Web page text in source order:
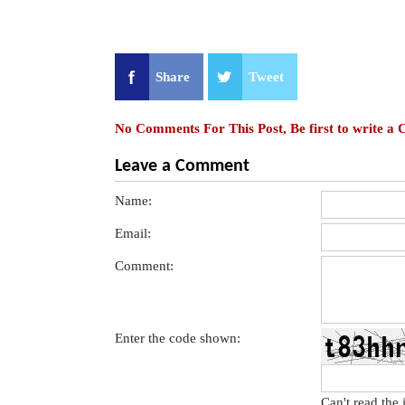
Share Tweet
No Comments For This Post, Be first to write a
Leave a Comment
Name:
Email:
Comment:
Enter the code shown: